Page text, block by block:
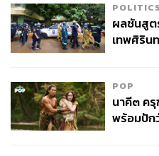
POLITICS
ผลชันสูต
เทพศิริน
POP
นาคี๓ ค
พร้อมปัก